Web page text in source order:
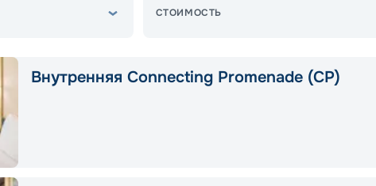
СТОИМОСТЬ
Внутренняя Connecting Promenade (CP)